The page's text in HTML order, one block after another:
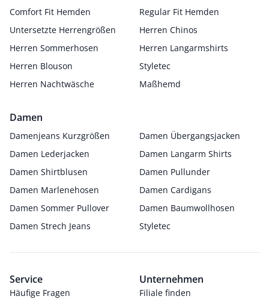
Comfort Fit Hemden
Regular Fit Hemden
Untersetzte Herrengrößen
Herren Chinos
Herren Sommerhosen
Herren Langarmshirts
Herren Blouson
Styletec
Herren Nachtwäsche
Maßhemd
Damen
Damenjeans Kurzgrößen
Damen Übergangsjacken
Damen Lederjacken
Damen Langarm Shirts
Damen Shirtblusen
Damen Pullunder
Damen Marlenehosen
Damen Cardigans
Damen Sommer Pullover
Damen Baumwollhosen
Damen Strech Jeans
Styletec
Service
Häufige Fragen
Unternehmen
Filiale finden